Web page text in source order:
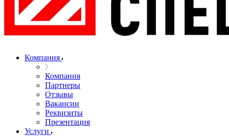
Компания
Компания
Партнеры
Отзывы
Вакансии
Реквизиты
Презентация
Услуги